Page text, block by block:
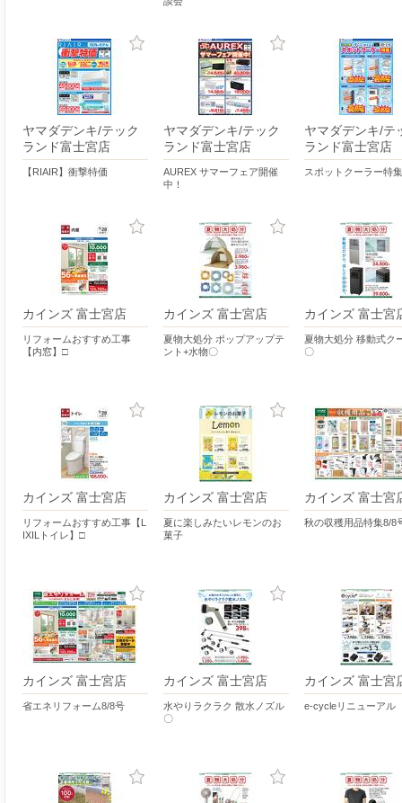
ヤマダデンキ/テック
ランド富士宮店
【RIAIR】衝撃特価
ヤマダデンキ/テック
ランド富士宮店
AUREX サマーフェア開催
中！
ヤマダデンキ/テ
ランド富士宮店
スポットクーラー特集
カインズ 富士宮店
リフォームおすすめ工事
【内窓】□
カインズ 富士宮店
夏物大処分 ポップアップテ
ント+水物〇
カインズ 富士宮
夏物大処分 移動式ク
〇
カインズ 富士宮店
リフォームおすすめ工事【L
IXILトイレ】□
カインズ 富士宮店
夏に楽しみたいレモンのお
菓子
カインズ 富士宮
秋の収穫用品特集8/8
カインズ 富士宮店
省エネリフォーム8/8号
カインズ 富士宮店
水やりラクラク 散水ノズル
〇
カインズ 富士宮
e-cycleリニューアル